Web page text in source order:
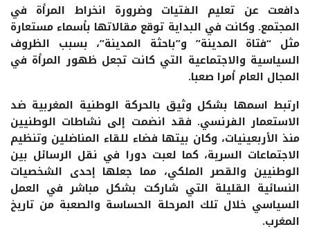
دافعت عن تعليم الفتيات وضرورة انخراط المرأة في
المجتمع. وكانت في البداية توقع مقالاتها بأسماء مستعارة
مثل “فتاة المدينة” و”باحثة المدينة”، بسبب الظروف
السياسية والاجتماعية التي كانت تجعل ظهور المرأة في
المجال العام أمرا صعبا.
ارتبط اسمها بشكل وثيق بالحركة الوطنية المغربية ضد
الاستعمار الفرنسي. فقد انضمت إلى نشاطات الوطنيين
منذ الأربعينيات، وكان بيتها فضاء للقاء المناضلين وتنظيم
الاجتماعات السرية، كما لعبت دورا في نقل الرسائل بين
الوطنيين والقصر الملكي، مما جعلها إحدى الشخصيات
النسائية القليلة التي شاركت بشكل مباشر في العمل
السياسي خلال تلك المرحلة الحساسة والصعبة من تاريخ
المغرب.